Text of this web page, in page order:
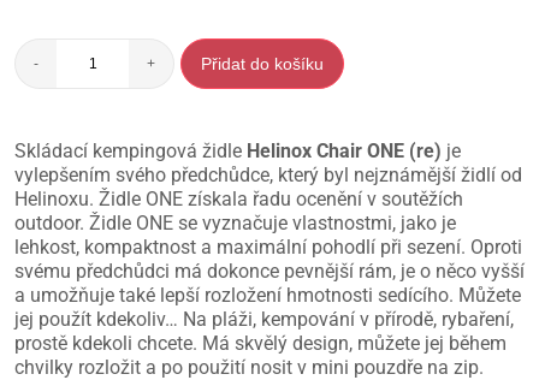
- + Přidat do košíku
Skládací kempingová židle Helinox Chair ONE (re) je
vylepšením svého předchůdce, který byl nejznámější židlí od
Helinoxu. Židle ONE získala řadu ocenění v soutěžích
outdoor. Židle ONE se vyznačuje vlastnostmi, jako je
lehkost, kompaktnost a maximální pohodlí při sezení. Oproti
svému předchůdci má dokonce pevnější rám, je o něco vyšší
a umožňuje také lepší rozložení hmotnosti sedícího. Můžete
jej použít kdekoliv… Na pláži, kempování v přírodě, rybaření,
prostě kdekoli chcete. Má skvělý design, můžete jej během
chvilky rozložit a po použití nosit v mini pouzdře na zip.